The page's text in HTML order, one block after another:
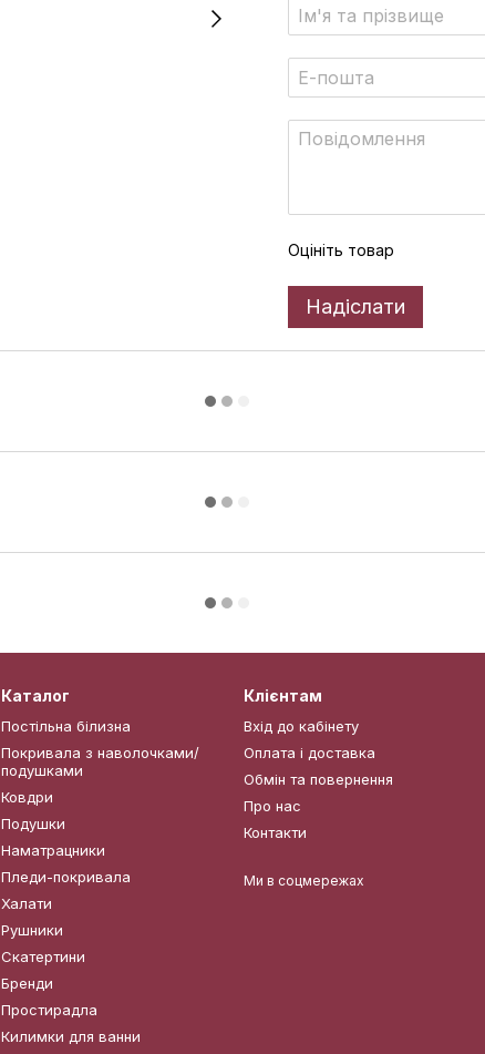
Оцініть товар
Надіслати
Каталог
Постільна білизна
Покривала з наволочками/
подушками
Ковдри
Подушки
Наматрацники
Пледи-покривала
Халати
Рушники
Скатертини
Бренди
Простирадла
Килимки для ванни
Клієнтам
Вхід до кабінету
Оплата і доставка
Обмін та повернення
Про нас
Контакти
Ми в соцмережах